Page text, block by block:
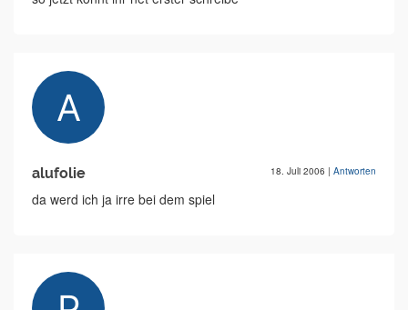
alufolie 18. Juli 2006 | Antworten
da werd ich ja irre bei dem spiel